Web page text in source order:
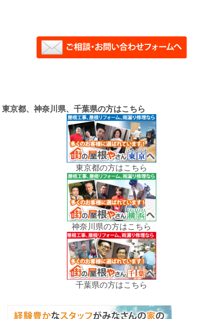
東京都、神奈川県、千葉県の方はこちら
東京都の方はこちら
神奈川県の方はこちら
千葉県の方はこちら